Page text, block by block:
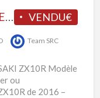
VENDU€
CARÉNAGE SELLE POLY DE KAWASAKI ZX10R Modèle 2017 – 2018
Team SRC
ZX10R Modèle
ou
de 2016 –